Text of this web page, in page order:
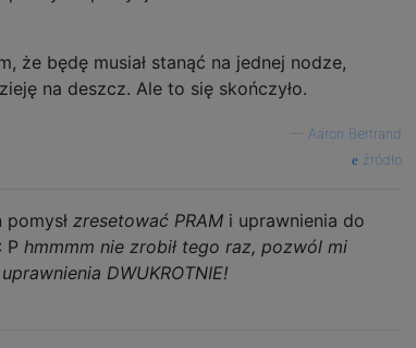
że będę musiał stanąć na jednej nodze,
na deszcz. Ale to się skończyło.
Aaron Bertrand
źródło
pomysł zresetować PRAM i uprawnienia do
P hmmmm nie zrobił tego raz, pozwól mi
DWUKROTNIE!